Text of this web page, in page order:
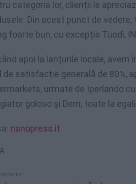
categoria lor, clienții le
Din acest punct de
foarte bun, cu excepția Tuodì,
apoi la lanțurile locale, avem
de satisfacție generală de 80%,
urmate de Iperlando
goloso și Dem, toate la
nanopress.it